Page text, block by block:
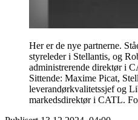
Her er de nye partnerne.
styreleder i Stellantis, og
administrerende direktør i
Sittende: Maxime Picat,
leverandørkvalitetssjef og
markedsdirektør i CATL.